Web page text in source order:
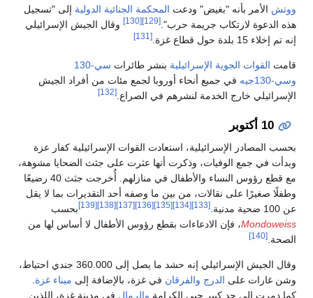
ووتش الأمر بأنه "بغيض" ودعت المحكمة الجنائية الدولية إلى "تسجيل
هذه الدعوة لارتكاب جريمة حرب". [129]
[130]
وقال الجيش الإسرائيلي
إنه تم إخلاء 15 بلدة حول قطاع غزة.
[131]
قامت القوات الجوية الإسرائيلية بنشر طائرات سي-130
وسي-130جيه
في جميع أنحاء أوروبا لجمع مئات من أفراد الجيش
الإسرائيلي خارج الخدمة لنشرهم في الصراع. [132]
10 أكتوبر
بحسب المصادر الإسرائيلية، استعادت القوات الإسرائيلية كفار عزة
وبدأت في جمع الوفيات، وذكرت أنها عثرت على جثث الضحايا مشوهة،
مع قطع رؤوس النساء والأطفال في منازلهم. أُخرجت جثث 40 رضيعًا
وطفلًا صغيرًا على نقالات، من بين ما وصفه أحد التقديرات بما لا يقل
عن 100 ضحية مدنية.
[133]
[134]
[135]
[136]
[137]
[138]
[139]
بحسب
Mondoweiss، فإن الادعاءات بقطع رؤوس الأطفال لا أساس لها من
الصحة.[140]
وقال الجيش الإسرائيلي إنه حشد ما يصل إلى 360.000 جندي احتياط،
وشن غارات على الدرج والفرقان في غزة، بالإضافة إلى ميناء غزة.
كما دمرت إلى حد كبير حيي الكرامة والرمال في مدينة غزة، اللذين